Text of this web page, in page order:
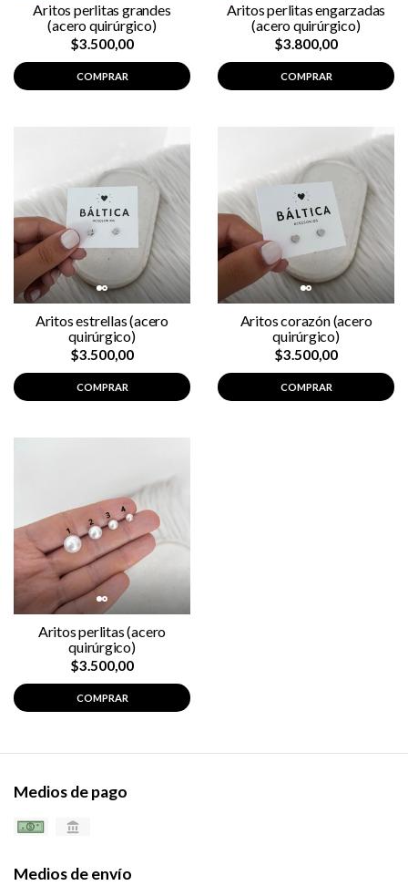
Aritos perlitas grandes
(acero quirúrgico)
$3.500,00
COMPRAR
Aritos perlitas engarzadas
(acero quirúrgico)
$3.800,00
COMPRAR
Aritos estrellas (acero
quirúrgico)
$3.500,00
COMPRAR
Aritos corazón (acero
quirúrgico)
$3.500,00
COMPRAR
Aritos perlitas (acero
quirúrgico)
$3.500,00
COMPRAR
Medios de pago
Medios de envío